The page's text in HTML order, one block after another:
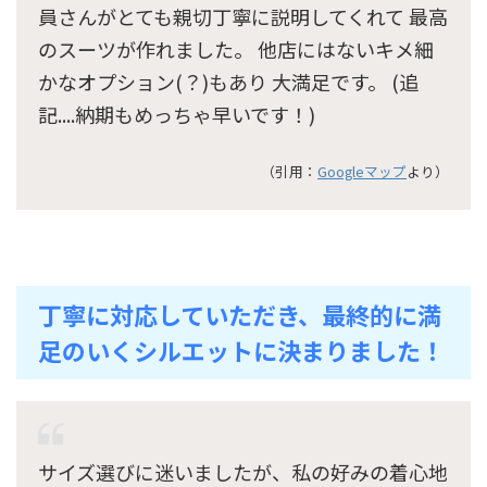
員さんがとても親切丁寧に説明してくれて 最高
のスーツが作れました。 他店にはないキメ細
かなオプション(？)もあり 大満足です。 (追
記....納期もめっちゃ早いです！)
（引用： Googleマップより）
丁寧に対応していただき、最終的に満
足のいくシルエットに決まりました！
サイズ選びに迷いましたが、私の好みの着心地